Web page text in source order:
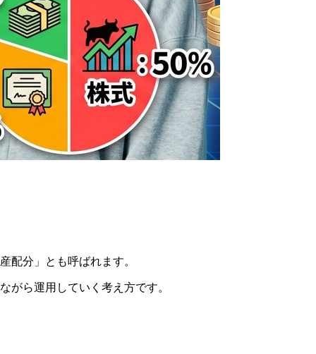
配分」とも呼ばれます。
がら運用していく考え方です。